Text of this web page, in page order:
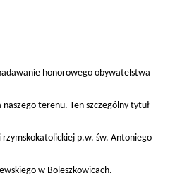
honorowego obywatelstwa
terenu. Ten szczególny tytuł
rzymskokatolickiej p.w. św. Antoniego
w Boleszkowicach.